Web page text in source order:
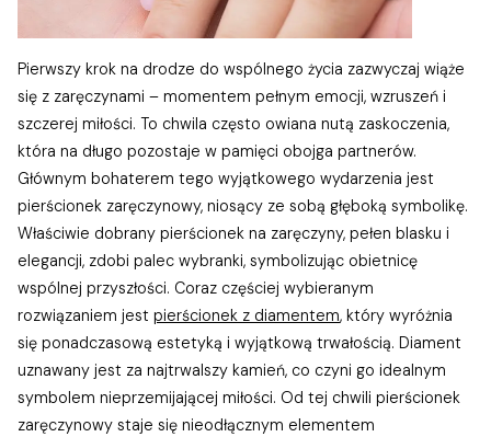
Pierwszy krok na drodze do wspólnego życia zazwyczaj wiąże
się z zaręczynami – momentem pełnym emocji, wzruszeń i
szczerej miłości. To chwila często owiana nutą zaskoczenia,
która na długo pozostaje w pamięci obojga partnerów.
Głównym bohaterem tego wyjątkowego wydarzenia jest
pierścionek zaręczynowy, niosący ze sobą głęboką symbolikę.
Właściwie dobrany pierścionek na zaręczyny, pełen blasku i
elegancji, zdobi palec wybranki, symbolizując obietnicę
wspólnej przyszłości. Coraz częściej wybieranym
rozwiązaniem jest pierścionek z diamentem, który wyróżnia
się ponadczasową estetyką i wyjątkową trwałością. Diament
uznawany jest za najtrwalszy kamień, co czyni go idealnym
symbolem nieprzemijającej miłości. Od tej chwili pierścionek
zaręczynowy staje się nieodłącznym elementem